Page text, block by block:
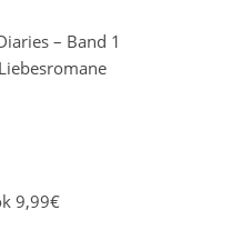
– Band 1
9,99€